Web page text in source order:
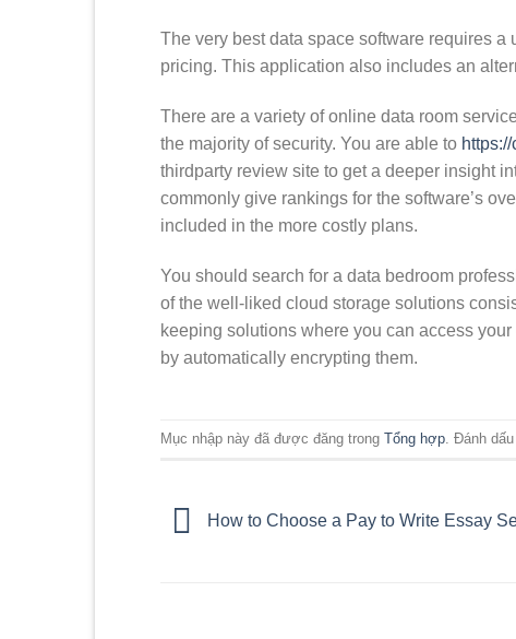
The very best data space software requires
pricing. This application also includes an
There are a variety of online data room
the majority of security. You are able to
thirdparty review site to get a deeper insight
commonly give rankings for the software’s
included in the more costly plans.
You should search for a data bedroom
of the well-liked cloud storage solutions
keeping solutions where you can access
by automatically encrypting them.
Mục nhập này đã được đăng trong Tổng hợp . Đánh
How to Choose a Pay to Write Essay